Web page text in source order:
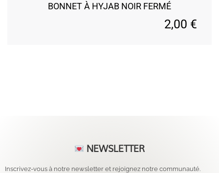
BONNET À HYJAB NOIR FERMÉ
2,00 €
NEWSLETTER
Inscrivez-vous à notre newsletter et rejoignez notre communauté.